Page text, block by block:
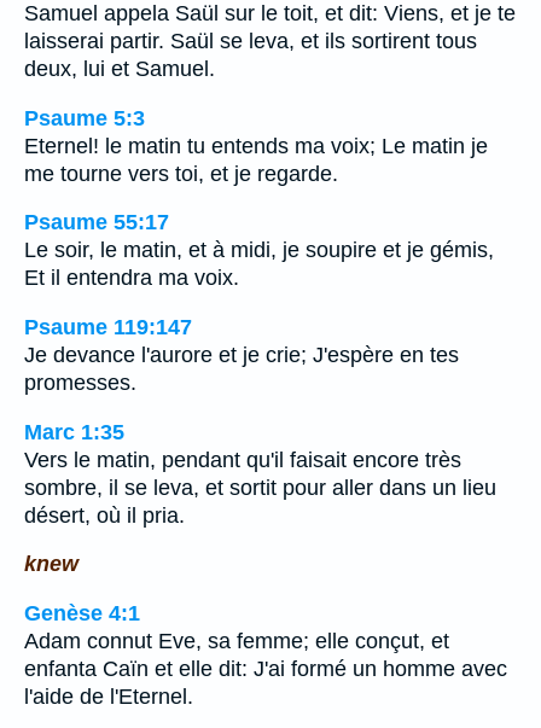
Samuel appela Saül sur le toit, et dit: Viens, et je te
laisserai partir. Saül se leva, et ils sortirent tous
deux, lui et Samuel.
Psaume 5:3
Eternel! le matin tu entends ma voix; Le matin je
me tourne vers toi, et je regarde.
Psaume 55:17
Le soir, le matin, et à midi, je soupire et je gémis,
Et il entendra ma voix.
Psaume 119:147
Je devance l'aurore et je crie; J'espère en tes
promesses.
Marc 1:35
Vers le matin, pendant qu'il faisait encore très
sombre, il se leva, et sortit pour aller dans un lieu
désert, où il pria.
knew
Genèse 4:1
Adam connut Eve, sa femme; elle conçut, et
enfanta Caïn et elle dit: J'ai formé un homme avec
l'aide de l'Eternel.